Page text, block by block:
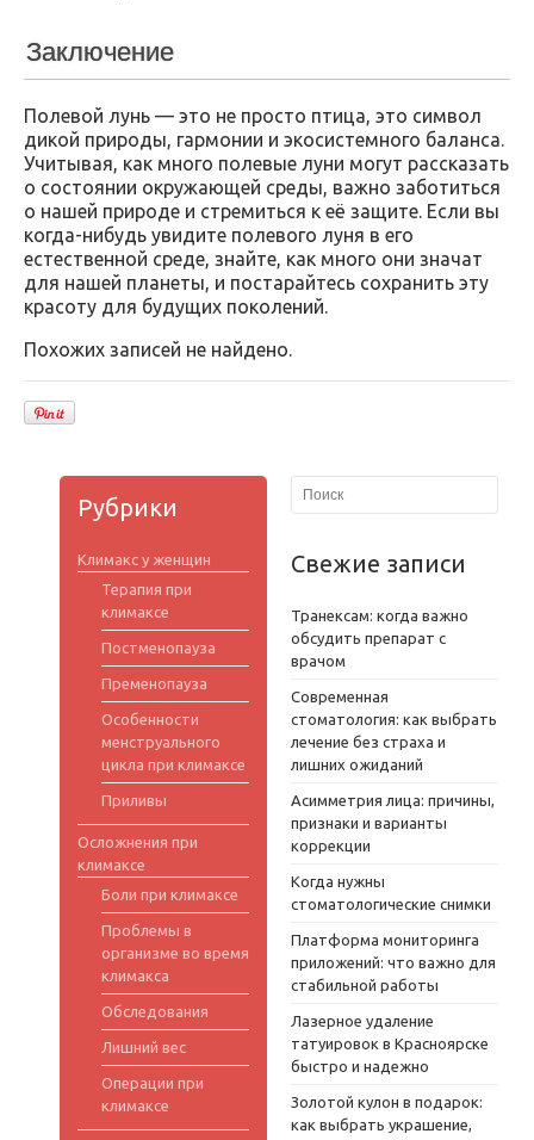
Заключение
Полевой лунь — это не просто птица, это символ
дикой природы, гармонии и экосистемного баланса.
Учитывая, как много полевые луни могут рассказать
о состоянии окружающей среды, важно заботиться
о нашей природе и стремиться к её защите. Если вы
когда-нибудь увидите полевого луня в его
естественной среде, знайте, как много они значат
для нашей планеты, и постарайтесь сохранить эту
красоту для будущих поколений.
Похожих записей не найдено.
Рубрики
Климакс у женщин
Терапия при
климаксе
Постменопауза
Пременопауза
Особенности
менструального
цикла при климаксе
Приливы
Осложнения при
климаксе
Боли при климаксе
Проблемы в
организме во время
климакса
Обследования
Лишний вес
Операции при
климаксе
Свежие записи
Транексам: когда важно
обсудить препарат с
врачом
Современная
стоматология: как выбрать
лечение без страха и
лишних ожиданий
Асимметрия лица: причины,
признаки и варианты
коррекции
Когда нужны
стоматологические снимки
Платформа мониторинга
приложений: что важно для
стабильной работы
Лазерное удаление
татуировок в Красноярске
быстро и надежно
Золотой кулон в подарок:
как выбрать украшение,